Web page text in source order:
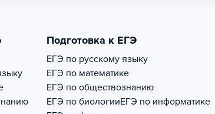
Подготовка к ЕГЭ
ЕГЭ по русскому языку
ЕГЭ по математике
ЕГЭ по обществознанию
ЕГЭ по биологииЕГЭ по информатике